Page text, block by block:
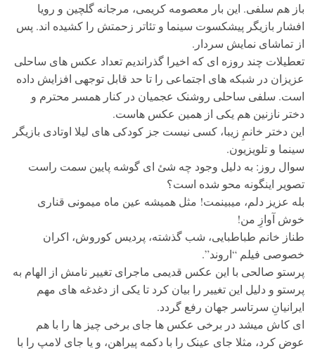
باز هم سلفی. این بار معصومه کریمی، مرجانه گلچین و رویا
افشار بازیگر پیشکسوت سینما و تئاتر زحمتش را کشیده اند. پس
از تماشای نمایش سردار.
تعطیلات چند روزه ای که اخیرا گذراندیم تعداد عکس های ساحلی
عزیزان در شبکه های اجتماعی را تا حد قابل توجهی افزایش داده
است. سلفی ساحلی روشنک عجمیان در کنار همسر محترم و
دختر نازنین هم یکی از همین عکس هاست.
این دختر خانمِ زیبا، کسی نیست جز کودکی های لیلا اوتادی بازیگر
سینما و تلویزیون.
سوال روز: به دلیل وجود چه شئ ای گوشه پایین سمت راست
تصویر اینگونه محو شده است؟
بله عزیز دلم، میبینمت! مثل همیشه عین ماه میمونی قناری
خوش آوازِ من!
طناز خانم طباطبایی، شب گذشته، پردیس کوروش، اکران
خصوصی فیلم “اروند”.
پرستو صالحی با این عکس قدیمی ماجرای تغییر نامش از الهام به
پرستو و دلیل این تغییر را بیان کرد تا یکی از دغدغه های مهم
ایرانیانِ سرتاسر جهان رفع گردد.
ای کاش میشد در برخی عکس ها جای برخی چیز ها را با هم
عوض کرد، مثلا جای عینک را با دکمه پیراهن، و یا جای لامپ را با